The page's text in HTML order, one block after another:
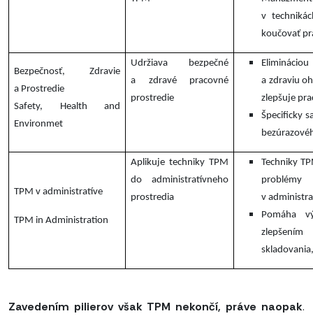
v
koučovať
Bezpečnosť, Zdravie
a Prostredie
Safety, Health and
Environmet
Udržiava bezpečné
a zdravé pracovné
prostredie
a zdraviu
zlepšuje
Špecificky
TPM v administratíve
TPM in Administration
Aplikuje techniky TPM
do administratívneho
prostredia
Techniky
v
Pomáha
Zavedením pilierov však TPM nekončí, práve naopak.